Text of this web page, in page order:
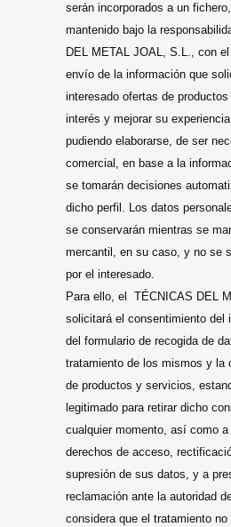
serán incorporados a un
mantenido bajo la
DEL METAL JOAL, S.L., con
envío de la información que
interesado ofertas de
interés y mejorar su
pudiendo elaborarse, de ser
comercial, en base a la
se tomarán decisiones
dicho perfil. Los datos
se conservarán mientras se
mercantil, en su caso, y no se
por el interesado.
Para ello, el TÉCNICAS DEL
solicitará el consentimiento del
del formulario de recogida de
tratamiento de los mismos y la
de productos y servicios,
legitimado para retirar dicho
cualquier momento, así como a
derechos de acceso,
supresión de sus datos, y a
reclamación ante la autoridad
considera que el tratamiento